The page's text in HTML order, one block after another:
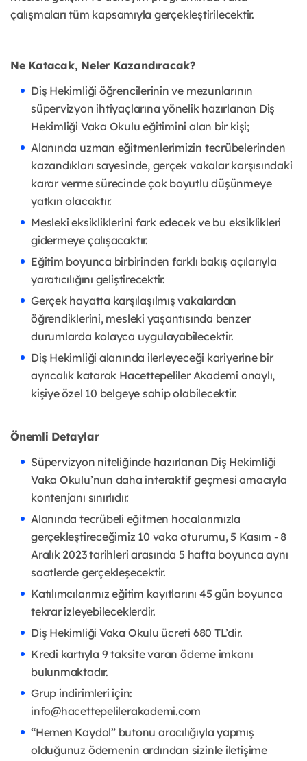
çalışmaları tüm kapsamıyla gerçekleştirilecektir.
Ne Katacak, Neler Kazandıracak?
Diş Hekimliği öğrencilerinin ve mezunlarının
süpervizyon ihtiyaçlarına yönelik hazırlanan Diş
Hekimliği Vaka Okulu eğitimini alan bir kişi;
Alanında uzman eğitmenlerimizin tecrübelerinden
kazandıkları sayesinde, gerçek vakalar karşısındaki
karar verme sürecinde çok boyutlu düşünmeye
yatkın olacaktır.
Mesleki eksikliklerini fark edecek ve bu eksiklikleri
gidermeye çalışacaktır.
Eğitim boyunca birbirinden farklı bakış açılarıyla
yaratıcılığını geliştirecektir.
Gerçek hayatta karşılaşılmış vakalardan
öğrendiklerini, mesleki yaşantısında benzer
durumlarda kolayca uygulayabilecektir.
Diş Hekimliği alanında ilerleyeceği kariyerine bir
ayrıcalık katarak Hacettepeliler Akademi onaylı,
kişiye özel 10 belgeye sahip olabilecektir.
Önemli Detaylar
Süpervizyon niteliğinde hazırlanan Diş Hekimliği
Vaka Okulu’nun daha interaktif geçmesi amacıyla
kontenjanı sınırlıdır.
Alanında tecrübeli eğitmen hocalarımızla
gerçekleştireceğimiz 10 vaka oturumu, 5 Kasım - 8
Aralık 2023 tarihleri arasında 5 hafta boyunca aynı
saatlerde gerçekleşecektir.
Katılımcılarımız eğitim kayıtlarını 45 gün boyunca
tekrar izleyebileceklerdir.
Diş Hekimliği Vaka Okulu ücreti 680 TL’dir.
Kredi kartıyla 9 taksite varan ödeme imkanı
bulunmaktadır.
Grup indirimleri için:
info@hacettepelilerakademi.com
“Hemen Kaydol” butonu aracılığıyla yapmış
olduğunuz ödemenin ardından sizinle iletişime